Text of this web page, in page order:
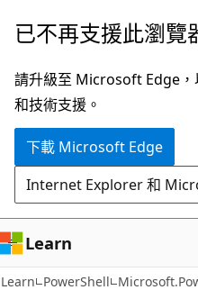
跳
主
要
內
跳
頁
面
內
覽
已不再支援此瀏覽
請升級至 Microsoft Edge，
和技術支援。
下載 Microsoft Edge
Internet Explorer 和
Learn
Learn PowerShell